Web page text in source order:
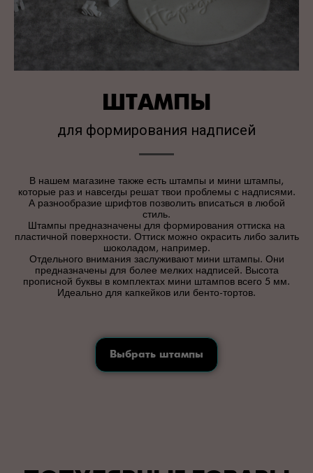
ШТАМПЫ
для формирования надписей
В нашем магазине также есть штампы и мини штампы,
которые раз и навсегды решат твои проблемы с надписями.
А разнообразие шрифтов позволить вписаться в любой
стиль.
Штампы предназначены для формирования оттиска на
пластичной поверхности. Оттиск можно окрасить либо залить
шоколадом, например.
Отдельного внимания заслуживают мини штампы. Они
предназначены для более мелких надписей. Высота
прописной буквы в комплектах мини штампов всего 5 мм.
Идеально для капкейков или бенто-тортов.
Выбрать штампы